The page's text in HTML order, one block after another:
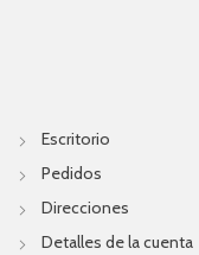
Escritorio
Pedidos
Direcciones
Detalles de la cuenta